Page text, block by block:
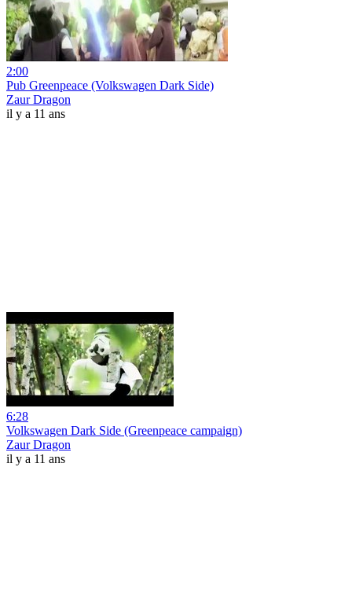
2:00
Pub Greenpeace (Volkswagen Dark Side)
Zaur Dragon
il y a 11 ans
6:28
Volkswagen Dark Side (Greenpeace campaign)
Zaur Dragon
il y a 11 ans